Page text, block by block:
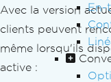
En-
Avec la version
clients peuvent
même lorsqu'ils
active :